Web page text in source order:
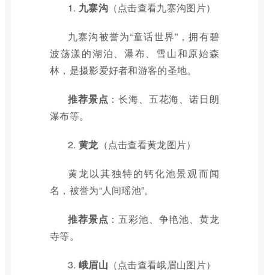
1. 九寨沟（点击查看九寨沟图片）
九寨沟被誉为“童话世界”，拥有碧
波荡漾的湖泊、瀑布、雪山和原始森
林，是摄影爱好者和游客的圣地。
推荐景点 ：长海、五花海、诺日朗
瀑布等。
2. 黄龙（点击查看黄龙图片）
黄龙以其独特的钙化池景观而闻
名，被誉为“人间瑶池”。
推荐景点 ：五彩池、争艳池、黄龙
寺等。
3. 峨眉山 （点击查看峨眉山图片）